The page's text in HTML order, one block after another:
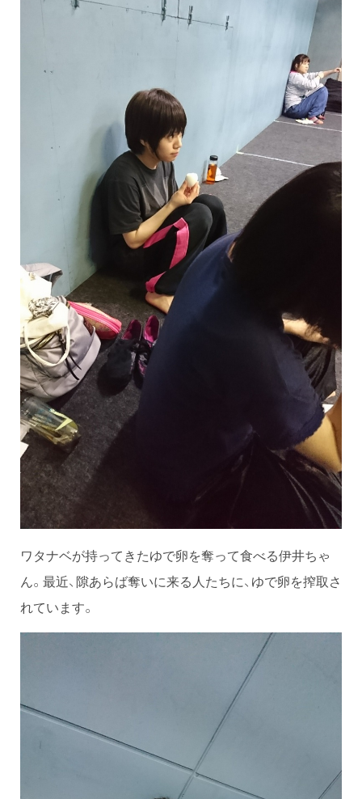
ワタナベが持ってきたゆで卵を奪って食べる伊井ちゃ
ん。最近、隙あらば奪いに来る人たちに、ゆで卵を搾取さ
れています。